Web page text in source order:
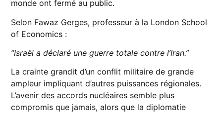
monde ont fermé au public.
Selon Fawaz Gerges, professeur à la London School
of Economics :
“Israël a déclaré une guerre totale contre l’Iran.”
La crainte grandit d’un conflit militaire de grande
ampleur impliquant d’autres puissances régionales.
L’avenir des accords nucléaires semble plus
compromis que jamais, alors que la diplomatie